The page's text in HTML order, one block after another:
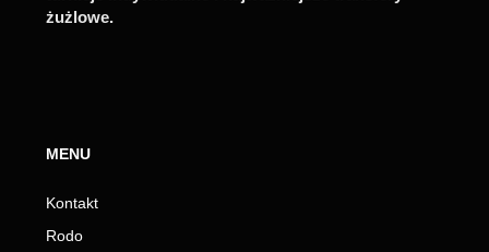
żużlowe.
MENU
Kontakt
Rodo